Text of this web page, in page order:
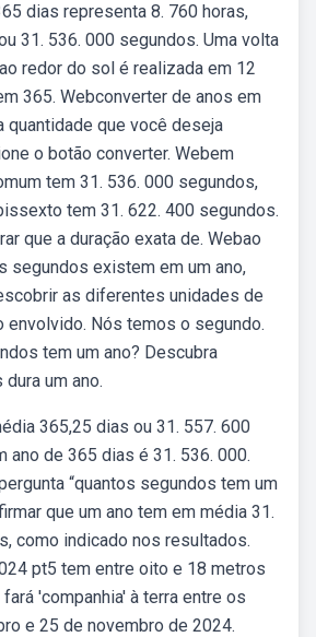
dias representa 8. 760 horas,
31. 536. 000 segundos. Uma volta
redor do sol é realizada em 12
365. Webconverter de anos em
quantidade que você deseja
o botão converter. Webem
tem 31. 536. 000 segundos,
tem 31. 622. 400 segundos.
que a duração exata de. Webao
segundos existem em um ano,
as diferentes unidades de
envolvido. Nós temos o segundo.
tem um ano? Descubra
um ano.
365,25 dias ou 31. 557. 600
ano de 365 dias é 31. 536. 000.
“quantos segundos tem um
que um ano tem em média 31.
como indicado nos resultados.
pt5 tem entre oito e 18 metros
'companhia' à terra entre os
e 25 de novembro de 2024.